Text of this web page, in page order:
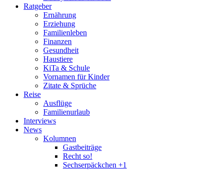
Ratgeber
Ernährung
Erziehung
Familienleben
Finanzen
Gesundheit
Haustiere
KiTa & Schule
Vornamen für Kinder
Zitate & Sprüche
Reise
Ausflüge
Familienurlaub
Interviews
News
Kolumnen
Gastbeiträge
Recht so!
Sechserpäckchen +1